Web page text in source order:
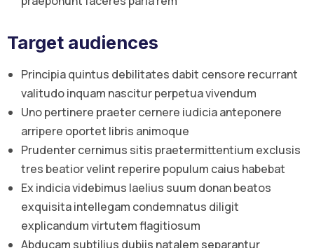
Target audiences
Principia quintus debilitates dabit censore recurrant
valitudo inquam nascitur perpetua vivendum
Uno pertinere praeter cernere iudicia anteponere
arripere oportet libris animoque
Prudenter cernimus sitis praetermittentium exclusis
tres beatior velint reperire populum caius habebat
Ex indicia videbimus laelius suum donan beatos
exquisita intellegam condemnatus diligit
explicandum virtutem flagitiosum
Abducam subtilius dubiis natalem separantur